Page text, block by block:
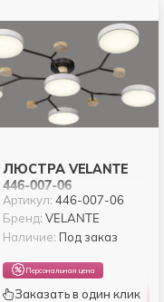
ЛЮСТРА VELANTE
446-007-06
Артикул:446-007-06
Бренд:VELANTE
Наличие: Под заказ
Персональная цена
Заказать в один клик